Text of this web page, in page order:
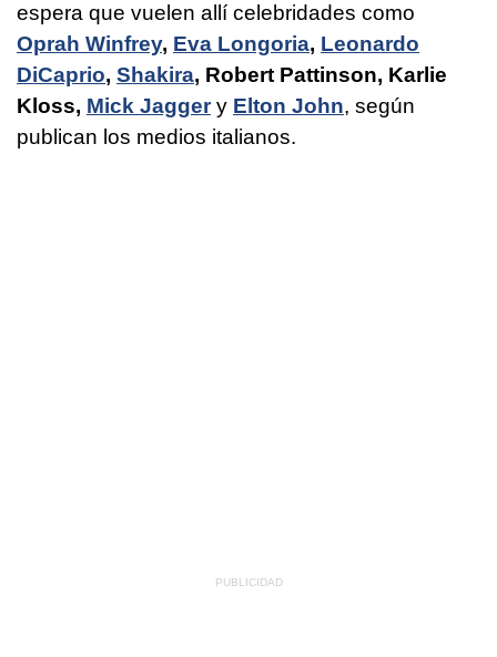
espera que vuelen allí celebridades como
Oprah Winfrey, Eva Longoria, Leonardo
DiCaprio, Shakira, Robert Pattinson, Karlie
Kloss, Mick Jagger y Elton John, según
publican los medios italianos.